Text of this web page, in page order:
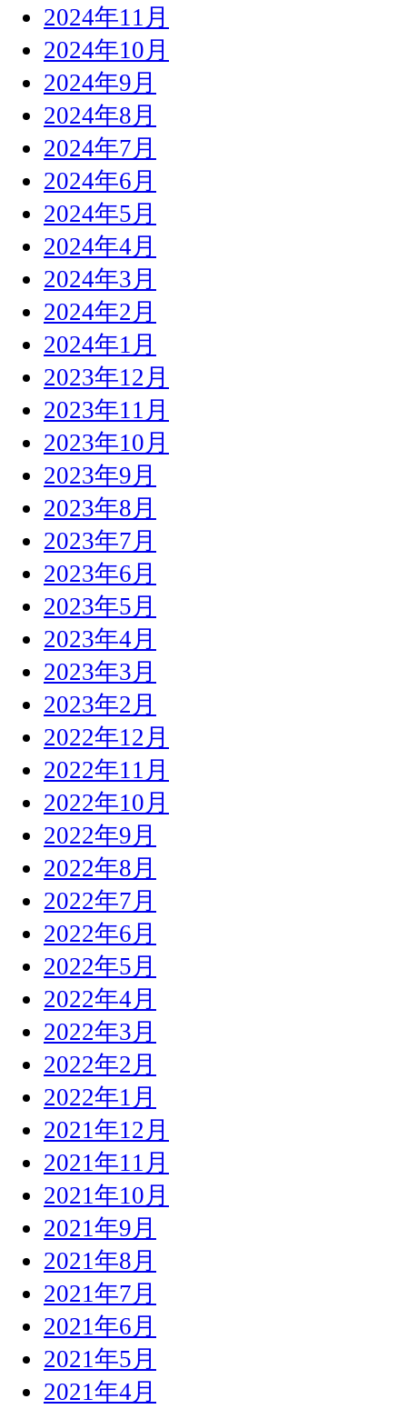
2024年11月
2024年10月
2024年9月
2024年8月
2024年7月
2024年6月
2024年5月
2024年4月
2024年3月
2024年2月
2024年1月
2023年12月
2023年11月
2023年10月
2023年9月
2023年8月
2023年7月
2023年6月
2023年5月
2023年4月
2023年3月
2023年2月
2022年12月
2022年11月
2022年10月
2022年9月
2022年8月
2022年7月
2022年6月
2022年5月
2022年4月
2022年3月
2022年2月
2022年1月
2021年12月
2021年11月
2021年10月
2021年9月
2021年8月
2021年7月
2021年6月
2021年5月
2021年4月